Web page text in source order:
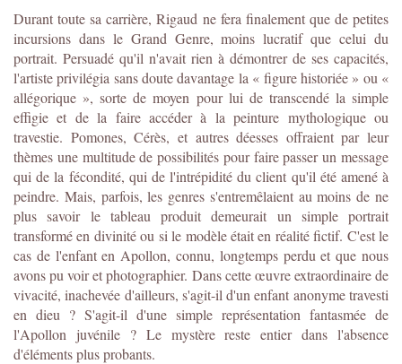
Durant toute sa carrière, Rigaud ne fera finalement que de petites
incursions dans le Grand Genre, moins lucratif que celui du
portrait. Persuadé qu'il n'avait rien à démontrer de ses capacités,
l'artiste privilégia sans doute davantage la « figure historiée » ou «
allégorique », sorte de moyen pour lui de transcendé la simple
effigie et de la faire accéder à la peinture mythologique ou
travestie. Pomones, Cérès, et autres déesses offraient par leur
thèmes une multitude de possibilités pour faire passer un message
qui de la fécondité, qui de l'intrépidité du client qu'il été amené à
peindre. Mais, parfois, les genres s'entremêlaient au moins de ne
plus savoir le tableau produit demeurait un simple portrait
transformé en divinité ou si le modèle était en réalité fictif. C'est le
cas de l'enfant en Apollon, connu, longtemps perdu et que nous
avons pu voir et photographier. Dans cette œuvre extraordinaire de
vivacité, inachevée d'ailleurs, s'agit-il d'un enfant anonyme travesti
en dieu ? S'agit-il d'une simple représentation fantasmée de
l'Apollon juvénile ? Le mystère reste entier dans l'absence
d'éléments plus probants.